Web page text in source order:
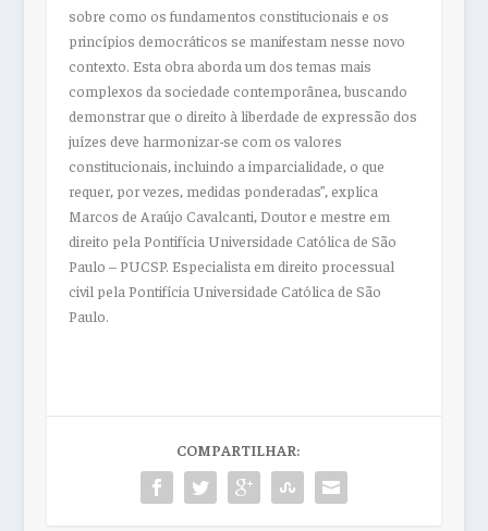
sobre como os fundamentos constitucionais e os
princípios democráticos se manifestam nesse novo
contexto. Esta obra aborda um dos temas mais
complexos da sociedade contemporânea, buscando
demonstrar que o direito à liberdade de expressão dos
juízes deve harmonizar-se com os valores
constitucionais, incluindo a imparcialidade, o que
requer, por vezes, medidas ponderadas”, explica
Marcos de Araújo Cavalcanti, Doutor e mestre em
direito pela Pontifícia Universidade Católica de São
Paulo – PUCSP. Especialista em direito processual
civil pela Pontifícia Universidade Católica de São
Paulo.
COMPARTILHAR: